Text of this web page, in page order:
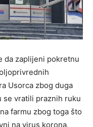
da zaplijeni pokretnu
Usorca zbog duga
se vratili praznih ruku
farmu zbog toga što
na virus korona,